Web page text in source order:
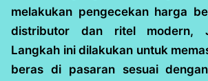
melakukan pengecekan harga
distributor dan ritel modern,
Langkah ini dilakukan untuk
beras di pasaran sesuai